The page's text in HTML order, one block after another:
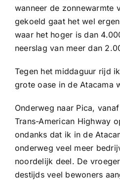
wanneer de zonnewarmte
gekoeld gaat het wel
waar het hoger is dan
neerslag van meer dan
Tegen het middaguur rijd
grote oase in de Atacama
Onderweg naar Pica,
Trans-American Highway
ondanks dat ik in de
onderweg veel meer
noordelijk deel. De
destijds veel bewoners